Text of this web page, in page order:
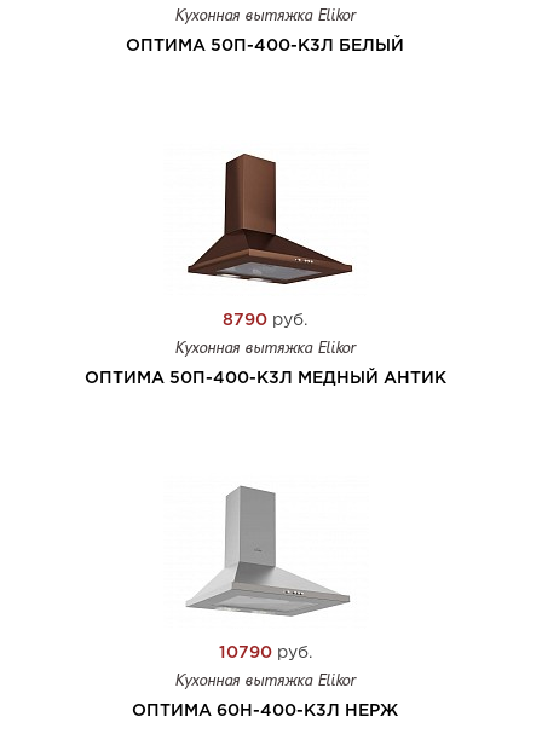
Кухонная вытяжка Elikor
ОПТИМА 50П-400-К3Л БЕЛЫЙ
8790 руб.
Кухонная вытяжка Elikor
ОПТИМА 50П-400-К3Л МЕДНЫЙ АНТИК
10790руб.
Кухонная вытяжка Elikor
ОПТИМА 60Н-400-К3Л НЕРЖ